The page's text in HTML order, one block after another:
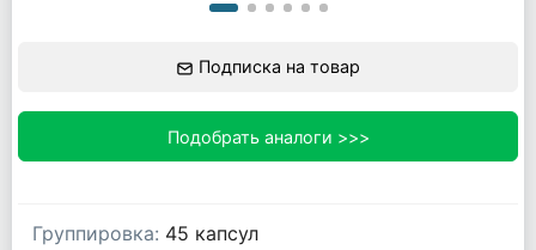
Подписка на товар
Подобрать аналоги >>>
Группировка: 45 капсул